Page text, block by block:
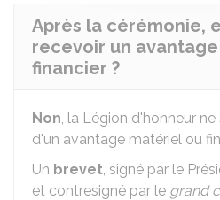
Après la cérémonie,
recevoir un
financier ?
Non, la Légion d'honneur
d'un avantage matériel ou
Un brevet, signé par le
et contresigné par le grand